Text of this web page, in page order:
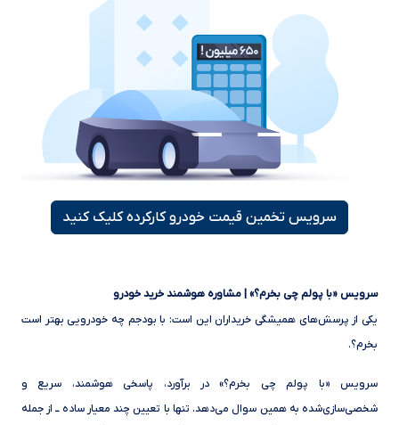
سرویس تخمین قیمت خودرو کارکرده کلیک کنید
سرویس «با پولم چی بخرم؟» | مشاوره هوشمند خرید خودرو
یکی از پرسش‌های همیشگی خریداران این است: با بودجم چه خودرویی بهتر است
بخرم؟.
سرویس «با پولم چی بخرم؟» در برآورد، پاسخی هوشمند، سریع و
شخصی‌سازی‌شده به همین سوال می‌دهد. تنها با تعیین چند معیار ساده ــ از جمله